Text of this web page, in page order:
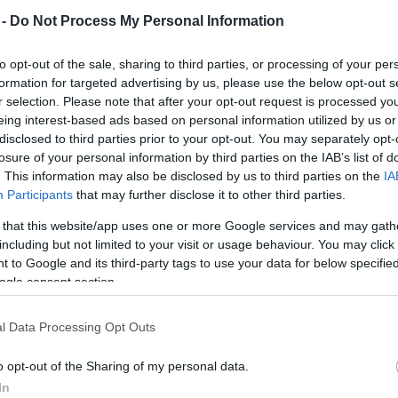
Do Not Process My Personal Information
opt-out of the sale, sharing to third parties, or processing of your
for targeted advertising by us, please use the below opt-out
selection. Please note that after your opt-out request is processed
interest-based ads based on personal information utilized by us
to third parties prior to your opt-out. You may separately
of your personal information by third parties on the IAB’s list of
This information may also be disclosed by us to third parties on the
Participants that may further disclose it to other third parties.
that this website/app uses one or more Google services and may
but not limited to your visit or usage behaviour. You may
to Google and its third-party tags to use your data for below
consent section.
Data Processing Opt Outs
opt-out of the Sharing of my personal data.
az Omega együttes ad koncertet
Palotájának nagytermében.
Gordon István, a Varsói Magyar Kulturális Intézet
igazgatója elmondta: az intézet felkérésére két év
után áll ismét össze a legendás csapat. A jegyek
árusítását már Karácsony előtt elkezdték és óriási
az érdeklődés, mert „a lengyelek az Omegát igazi
hungaricumnak tartják és változatlanul
rajonganak érte”.
Az Omega együttes 1962-ben alakult, énekese
Benkő László játszik, Molnár György gitározik,
Ferenc dobon és ütőhangszereken játszik.
koncert hírére egyre több szervező
is, hogy szeretné megnyerni az együttest
rajongó jelezte, hogy az együttessel tart
A